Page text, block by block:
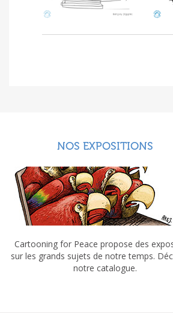
NOS EXPOSITIONS
Cartooning for Peace propose des
sur les grands sujets de notre temps.
notre catalogue.